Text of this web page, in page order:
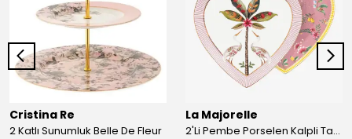
Cristina Re
2 Katlı Sunumluk Belle De Fleur
La Majorelle
2'Li Pembe Porselen Kalpli Tabak 21,5 Cm La Majorelle